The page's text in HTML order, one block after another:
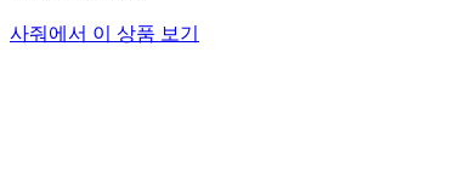
사줘에서 이 상품 보기